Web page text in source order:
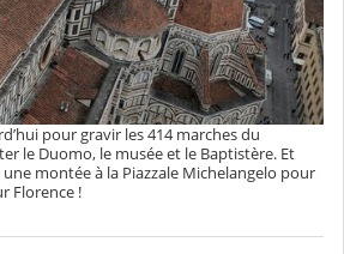
pour gravir les 414 marches du
le Duomo, le musée et le Baptistère. Et
montée à la Piazzale Michelangelo pour
Florence !